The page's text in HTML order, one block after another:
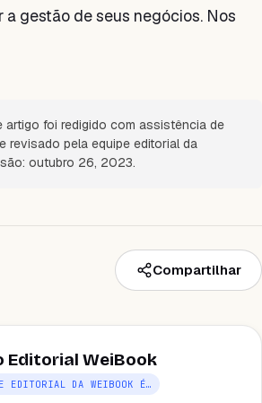
a gestão de seus negócios. Nos
artigo foi redigido com assistência de
revisado pela equipe editorial da
outubro 26, 2023.
Compartilhar
Editorial WeiBook
EDITORIAL DA WEIBOOK É…